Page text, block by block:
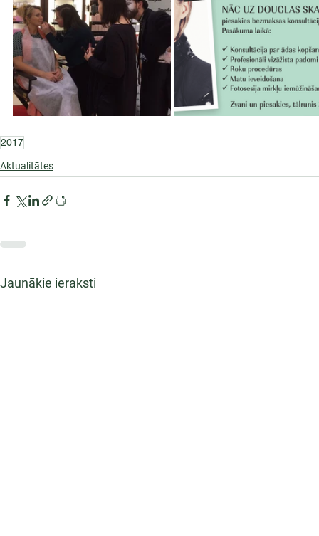
2017
Aktualitātes
Jaunākie ieraksti